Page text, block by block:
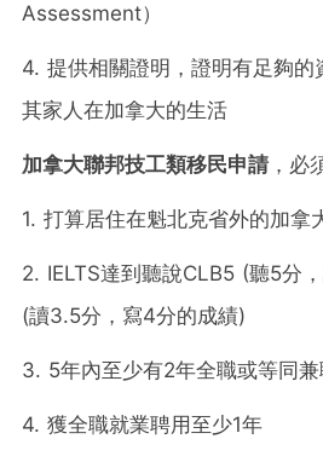
Assessment）
4. 提供相關證明，證明有足夠的
其家人在加拿大的生活
加拿大聯邦技工類移民申請 ，必
1. 打算居住在魁北克省外的加拿
2. IELTS達到聽說CLB5 (聽5分
(讀3.5分，寫4分的成績)
3. 5年內至少有2年全職或等同
4. 獲全職就業聘用至少1年